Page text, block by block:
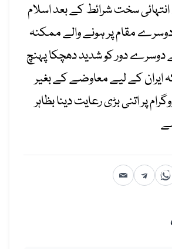
سخت شرائط کے بعد اسلام
مقام پر ہونے والے ممکنہ
دوسرے دور کو شدید دھچکا پہنچ
ایران کے لیے معاوضے کے بغیر
پر اتنی بڑی رعایت دینا بظاہر